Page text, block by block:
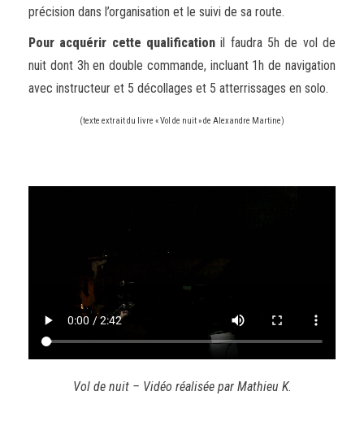
précision dans l’organisation et le suivi de sa route.
Pour acquérir cette qualification il faudra 5h de vol de
nuit dont 3h en double commande, incluant 1h de navigation
avec instructeur et 5 décollages et 5 atterrissages en solo.
(texte extrait du livre « Vol de nuit » de Alexandre Martine)
Vol de nuit – Vidéo réalisée par Mathieu K.